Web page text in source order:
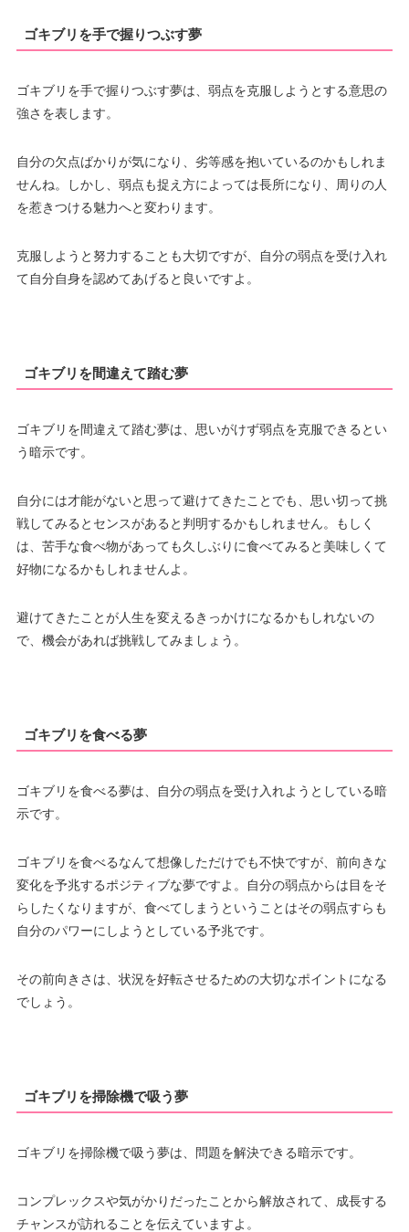
ゴキブリを手で握りつぶす夢
ゴキブリを手で握りつぶす夢は、弱点を克服しようとする意思の
強さを表します。
自分の欠点ばかりが気になり、劣等感を抱いているのかもしれま
せんね。しかし、弱点も捉え方によっては長所になり、周りの人
を惹きつける魅力へと変わります。
克服しようと努力することも大切ですが、自分の弱点を受け入れ
て自分自身を認めてあげると良いですよ。
ゴキブリを間違えて踏む夢
ゴキブリを間違えて踏む夢は、思いがけず弱点を克服できるとい
う暗示です。
自分には才能がないと思って避けてきたことでも、思い切って挑
戦してみるとセンスがあると判明するかもしれません。もしく
は、苦手な食べ物があっても久しぶりに食べてみると美味しくて
好物になるかもしれませんよ。
避けてきたことが人生を変えるきっかけになるかもしれないの
で、機会があれば挑戦してみましょう。
ゴキブリを食べる夢
ゴキブリを食べる夢は、自分の弱点を受け入れようとしている暗
示です。
ゴキブリを食べるなんて想像しただけでも不快ですが、前向きな
変化を予兆するポジティブな夢ですよ。自分の弱点からは目をそ
らしたくなりますが、食べてしまうということはその弱点すらも
自分のパワーにしようとしている予兆です。
その前向きさは、状況を好転させるための大切なポイントになる
でしょう。
ゴキブリを掃除機で吸う夢
ゴキブリを掃除機で吸う夢は、問題を解決できる暗示です。
コンプレックスや気がかりだったことから解放されて、成長する
チャンスが訪れることを伝えていますよ。